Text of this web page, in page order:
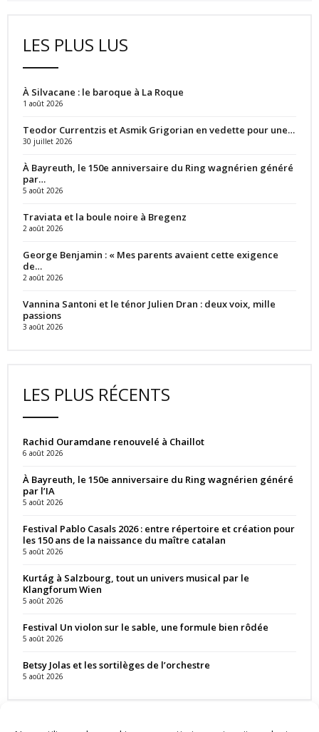
LES PLUS LUS
À Silvacane : le baroque à La Roque
1 août 2026
Teodor Currentzis et Asmik Grigorian en vedette pour une…
30 juillet 2026
À Bayreuth, le 150e anniversaire du Ring wagnérien généré
par…
5 août 2026
Traviata et la boule noire à Bregenz
2 août 2026
George Benjamin : « Mes parents avaient cette exigence
de…
2 août 2026
Vannina Santoni et le ténor Julien Dran : deux voix, mille
passions
3 août 2026
LES PLUS RÉCENTS
Rachid Ouramdane renouvelé à Chaillot
6 août 2026
À Bayreuth, le 150e anniversaire du Ring wagnérien généré
par l’IA
5 août 2026
Festival Pablo Casals 2026 : entre répertoire et création pour
les 150 ans de la naissance du maître catalan
5 août 2026
Kurtág à Salzbourg, tout un univers musical par le
Klangforum Wien
5 août 2026
Festival Un violon sur le sable, une formule bien rôdée
5 août 2026
Betsy Jolas et les sortilèges de l’orchestre
5 août 2026